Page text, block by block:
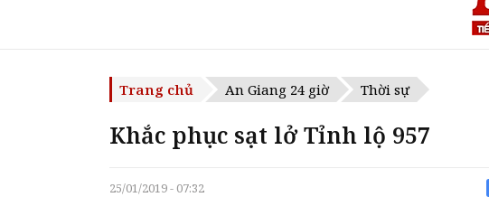
Trang chủ An Giang 24 giờ Thời sự
Khắc phục sạt lở Tỉnh lộ 957
25/01/2019 - 07:32